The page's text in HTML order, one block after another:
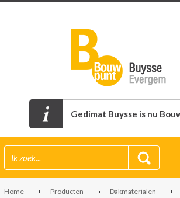
Gedimat Buysse is nu
Home Producten
Dakmaterialen